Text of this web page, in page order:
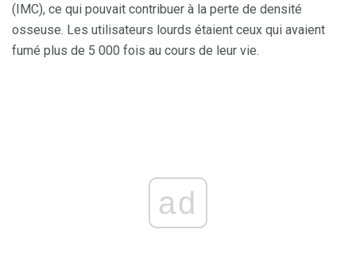
(IMC), ce qui pouvait contribuer à la perte de densité
osseuse. Les utilisateurs lourds étaient ceux qui avaient
fumé plus de 5 000 fois au cours de leur vie.
ad